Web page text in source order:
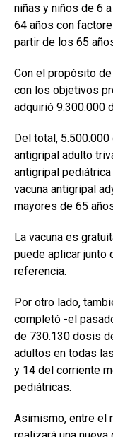
niñas y niños de 6
64 años con
partir de los 65
Con el propósito
con los objetivos
adquirió 9.300.000
Del total,
antigripal adulto
antigripal
vacuna antigripal
mayores de 65
La vacuna es
puede aplicar junto
referencia.
Por otro lado,
completó -el
de 730.130 dosis
adultos en todas
y 14 del corriente
pediátricas.
Asimismo, entre el